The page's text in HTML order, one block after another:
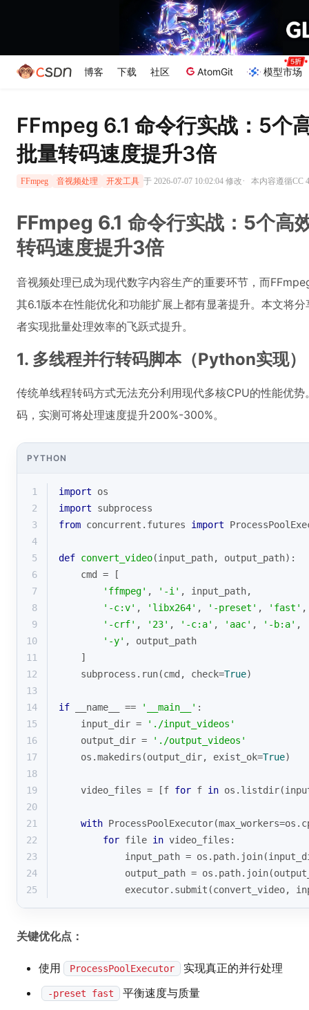
博客 下载 社区 AtomGit 模型市场
FFmpeg 6.1 命令行实战：5个
批量转码速度提升3倍
FFmpeg 音视频处理 开发工具 于 2026-07-07 10:02:04 修改· 本内容遵循CC
FFmpeg 6.1 命令行实战：5个高
转码速度提升3倍
音视频处理已成为现代数字内容生产的重要环节，而
其6.1版本在性能优化和功能扩展上都有显著提升。本文将
者实现批量处理效率的飞跃式提升。
1. 多线程并行转码脚本（Python实现）
传统单线程转码方式无法充分利用现代多核CPU的性能优
码，实测可将处理速度提升200%-300%。
PYTHON
1 import os
2
import subprocess
3
from concurrent.futures import
4
5
def convert_video(input_path, output_path):
6
    cmd = [
7
'ffmpeg' , '-i' , input_path,
8
'-c:v' , 'libx264' , '-preset' , 'fast' ,
9
'-crf' , '23' , '-c:a' , 'aac' , '-b:a' ,
10
'-y' , output_path
11
    ]
12
    subprocess.run(cmd, check=
True)
13
14
if __name__ == '__main__' :
15
    input_dir =
'./input_videos'
16
    output_dir =
'./output_videos'
17
    os.makedirs(output_dir, exist_ok=
True)
18
19
    video_files = [f
for f in
20
21
with
22
for file in video_files:
23
input_path =
24
output_path =
25
executor.submit(convert_video,
关键优化点：
使用 ProcessPoolExecutor 实现真正的并行处理
-preset fast
平衡速度与质量